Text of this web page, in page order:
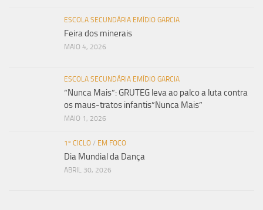
ESCOLA SECUNDÁRIA EMÍDIO GARCIA
Feira dos minerais
MAIO 4, 2026
ESCOLA SECUNDÁRIA EMÍDIO GARCIA
“Nunca Mais”: GRUTEG leva ao palco a luta contra
os maus-tratos infantis”Nunca Mais”
MAIO 1, 2026
1º CICLO / EM FOCO
Dia Mundial da Dança
ABRIL 30, 2026